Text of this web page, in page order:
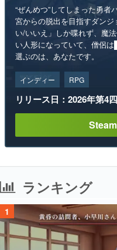
“ぜんめつ”してしまった勇
宮からの脱出を目指すダン
い/いいえ」しか喋れず、魔
い人形になっていて、僧侶
選ぶのは、あなたです。
インディー RPG
リリース日：2026年第4
ランキング
1